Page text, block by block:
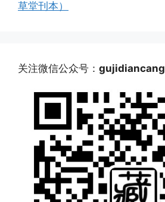
草堂刊本）
关注微信公众号： gujidiancang